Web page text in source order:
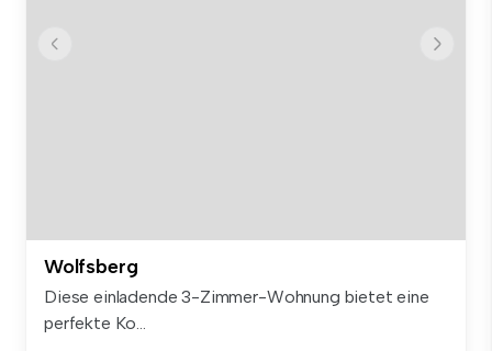
Wolfsberg
Diese einladende 3-Zimmer-Wohnung bietet eine
perfekte Ko...